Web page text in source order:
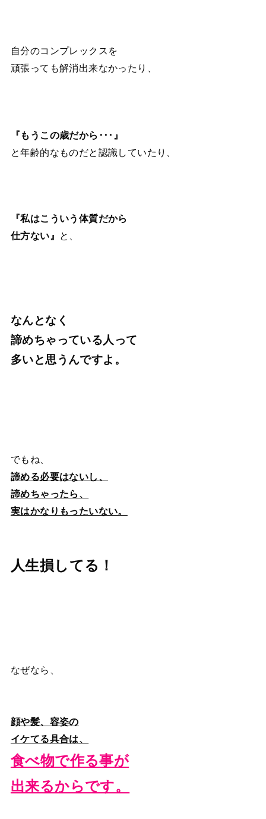
自分のコンプレックスを
頑張っても解消出来なかったり、
『もうこの歳だから･･･』
と年齢的なものだと認識していたり、
『私はこういう体質だから
仕方ない』
と、
なんとなく
諦めちゃっている人って
多いと思うんですよ。
でもね、
諦める必要はないし、
諦めちゃったら、
実はかなりもったいない。
人生損してる！
なぜなら、
顔や髪、容姿の
イケてる具合は、
食べ物で作る事が
出来るからです。